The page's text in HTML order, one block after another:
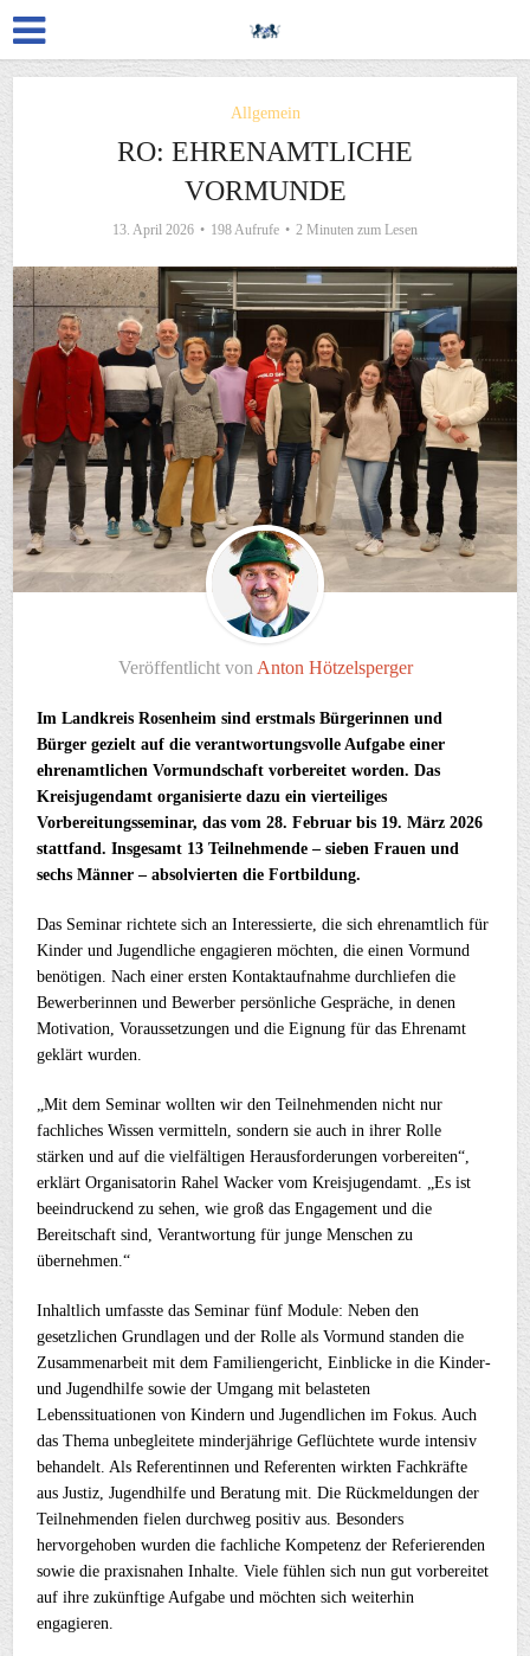
Allgemein
RO: EHRENAMTLICHE
VORMUNDE
13. April 2026 198 Aufrufe 2 Minuten zum Lesen
Veröffentlicht von Anton Hötzelsperger
Im Landkreis Rosenheim sind erstmals Bürgerinnen und
Bürger gezielt auf die verantwortungsvolle Aufgabe einer
ehrenamtlichen Vormundschaft vorbereitet worden. Das
Kreisjugendamt organisierte dazu ein vierteiliges
Vorbereitungsseminar, das vom 28. Februar bis 19. März 2026
stattfand. Insgesamt 13 Teilnehmende – sieben Frauen und
sechs Männer – absolvierten die Fortbildung.
Das Seminar richtete sich an Interessierte, die sich ehrenamtlich für
Kinder und Jugendliche engagieren möchten, die einen Vormund
benötigen. Nach einer ersten Kontaktaufnahme durchliefen die
Bewerberinnen und Bewerber persönliche Gespräche, in denen
Motivation, Voraussetzungen und die Eignung für das Ehrenamt
geklärt wurden.
„Mit dem Seminar wollten wir den Teilnehmenden nicht nur
fachliches Wissen vermitteln, sondern sie auch in ihrer Rolle
stärken und auf die vielfältigen Herausforderungen vorbereiten“,
erklärt Organisatorin Rahel Wacker vom Kreisjugendamt. „Es ist
beeindruckend zu sehen, wie groß das Engagement und die
Bereitschaft sind, Verantwortung für junge Menschen zu
übernehmen.“
Inhaltlich umfasste das Seminar fünf Module: Neben den
gesetzlichen Grundlagen und der Rolle als Vormund standen die
Zusammenarbeit mit dem Familiengericht, Einblicke in die Kinder-
und Jugendhilfe sowie der Umgang mit belasteten
Lebenssituationen von Kindern und Jugendlichen im Fokus. Auch
das Thema unbegleitete minderjährige Geflüchtete wurde intensiv
behandelt. Als Referentinnen und Referenten wirkten Fachkräfte
aus Justiz, Jugendhilfe und Beratung mit. Die Rückmeldungen der
Teilnehmenden fielen durchweg positiv aus. Besonders
hervorgehoben wurden die fachliche Kompetenz der Referierenden
sowie die praxisnahen Inhalte. Viele fühlen sich nun gut vorbereitet
auf ihre zukünftige Aufgabe und möchten sich weiterhin
engagieren.